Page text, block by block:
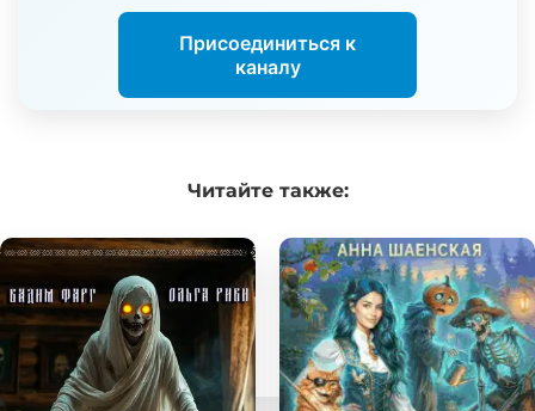
Присоединиться к
каналу
Читайтетакже: